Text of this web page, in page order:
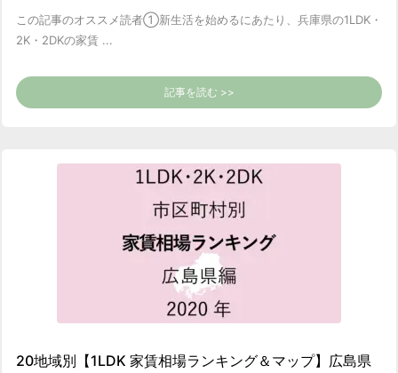
この記事のオススメ読者①新生活を始めるにあたり、兵庫県の1LDK・
2K・2DKの家賃 ...
記事を読む >>
20地域別【1LDK 家賃相場ランキング＆マップ】広島県